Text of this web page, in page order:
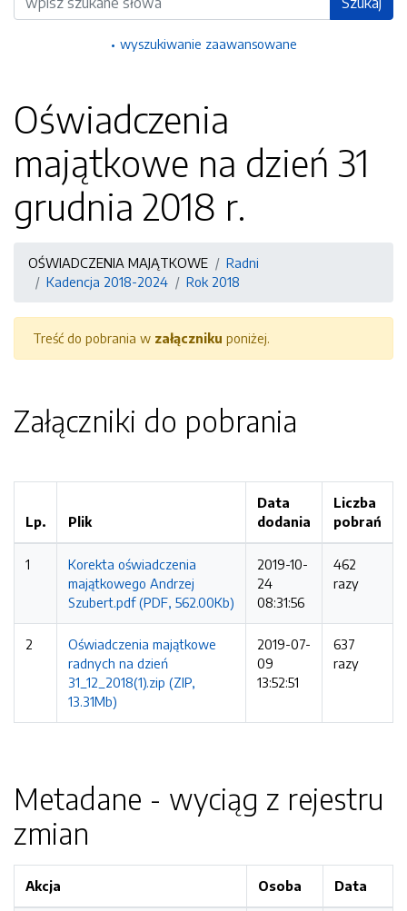
wyszukiwanie zaawansowane
Oświadczenia
majątkowe na dzień 31
grudnia 2018 r.
OŚWIADCZENIA MAJĄTKOWE
Radni
Kadencja 2018-2024
Rok 2018
Treść do pobrania w załączniku poniżej.
Załączniki do pobrania
Lp. Plik
Data
dodania
Liczba
pobrań
1
Korekta oświadczenia
majątkowego Andrzej
Szubert.pdf (PDF, 562.00Kb)
2019-10-
24
08:31:56
462
razy
2
Oświadczenia majątkowe
radnych na dzień
31_12_2018(1).zip (ZIP,
13.31Mb)
2019-07-
09
13:52:51
637
razy
Metadane - wyciąg z rejestru
zmian
Akcja Osoba Data